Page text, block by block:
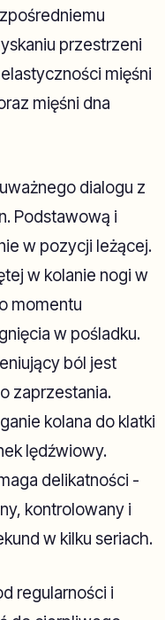
przestrzeni
mięśni
mięśni dna
dialogu z
Podstawową i
w pozycji leżącej.
w kolanie nogi w
momentu
w pośladku.
ból jest
zaprzestania.
kolana do klatki
lędźwiowy.
delikatności -
kontrolowany i
w kilku seriach.
regularności i